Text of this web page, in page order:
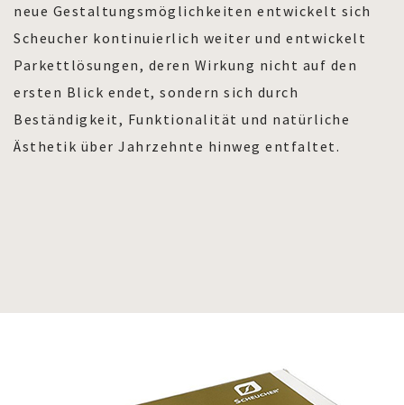
neue Gestaltungsmöglichkeiten entwickelt sich
Scheucher kontinuierlich weiter und entwickelt
Parkettlösungen, deren Wirkung nicht auf den
ersten Blick endet, sondern sich durch
Beständigkeit, Funktionalität und natürliche
Ästhetik über Jahrzehnte hinweg entfaltet.